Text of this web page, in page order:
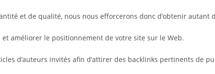
et de qualité, nous nous efforcerons donc d’obtenir
améliorer le positionnement de votre site sur le Web.
d’auteurs invités afin d’attirer des backlinks pertinents de